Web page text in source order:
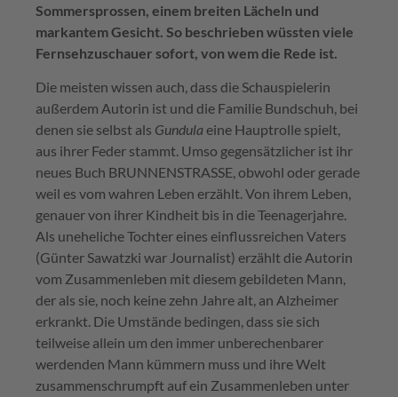
Sommersprossen, einem breiten Lächeln und
markantem Gesicht. So beschrieben wüssten viele
Fernsehzuschauer sofort, von wem die Rede ist.
Die meisten wissen auch, dass die Schauspielerin
außerdem Autorin ist und die Familie Bundschuh, bei
denen sie selbst als Gundulaeine Hauptrolle spielt,
aus ihrer Feder stammt. Umso gegensätzlicher ist ihr
neues Buch BRUNNENSTRASSE, obwohl oder gerade
weil es vom wahren Leben erzählt. Von ihrem Leben,
genauer von ihrer Kindheit bis in die Teenagerjahre.
Als uneheliche Tochter eines einflussreichen Vaters
(Günter Sawatzki war Journalist) erzählt die Autorin
vom Zusammenleben mit diesem gebildeten Mann,
der als sie, noch keine zehn Jahre alt, an Alzheimer
erkrankt. Die Umstände bedingen, dass sie sich
teilweise allein um den immer unberechenbarer
werdenden Mann kümmern muss und ihre Welt
zusammenschrumpft auf ein Zusammenleben unter